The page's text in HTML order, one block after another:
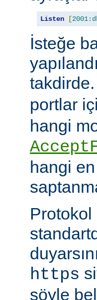
Listen [
İsteğe
portlar
hangi
hangi
Protokol
https
şöyle